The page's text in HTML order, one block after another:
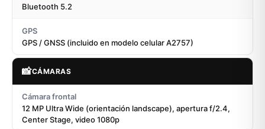
Bluetooth 5.2
GPS
GPS / GNSS (incluido en modelo celular A2757)
📸CÁMARAS
Cámara frontal
12 MP Ultra Wide (orientación landscape), apertura f/2.4,
Center Stage, video 1080p